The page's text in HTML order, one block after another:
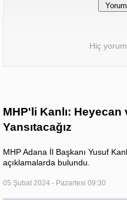
Hiç
MHP'li Kanlı:
Yansıtacağız
MHP Adana İl Başkanı Yusuf
açıklamalarda bulundu.
05 Şubat 2024 - Pazartesi 09:30